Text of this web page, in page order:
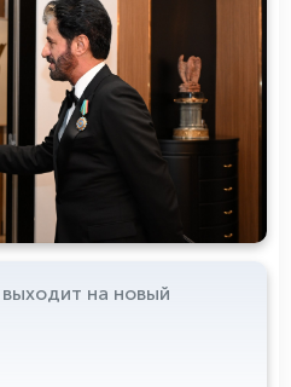
на новый